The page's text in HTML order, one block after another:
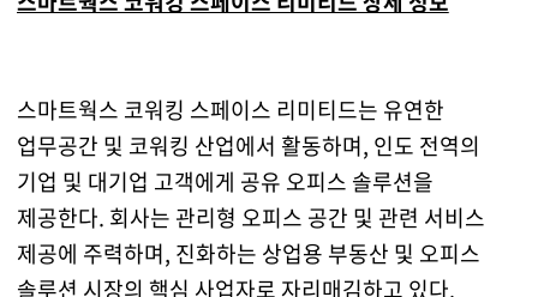
스마트웍스 코워킹 스페이스 리미티드는 유연한
업무공간 및 코워킹 산업에서 활동하며, 인도 전역의
기업 및 대기업 고객에게 공유 오피스 솔루션을
제공한다. 회사는 관리형 오피스 공간 및 관련 서비스
제공에 주력하며, 진화하는 상업용 부동산 및 오피스
솔루션 시장의 핵심 사업자로 자리매김하고 있다.